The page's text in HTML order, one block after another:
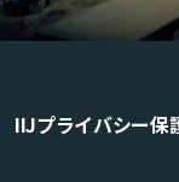
IIJプライバシー保